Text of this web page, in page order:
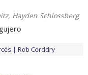
Hayden Schlossberg
Rob Corddry